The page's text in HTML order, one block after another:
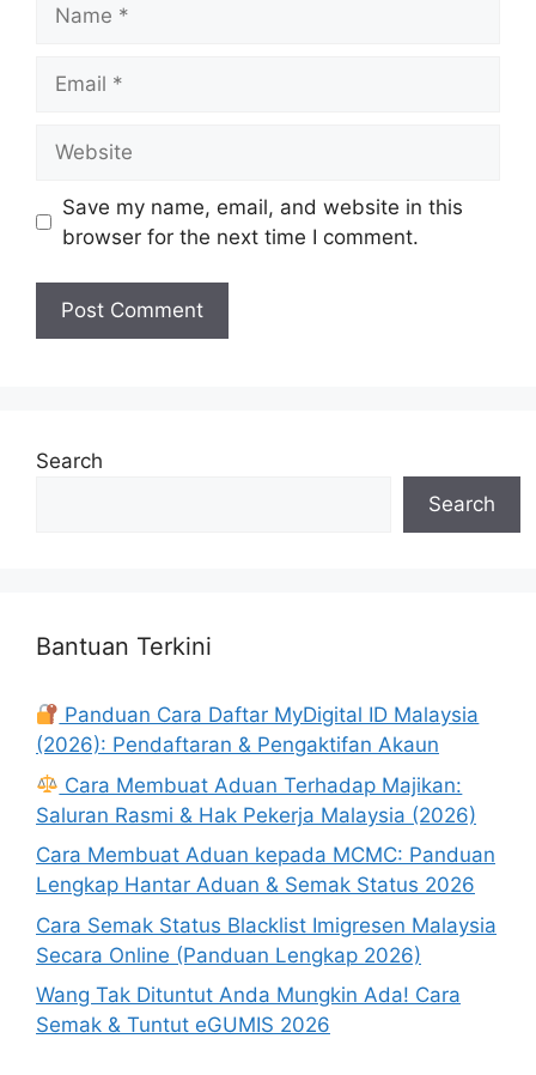
Save my name, email, and website in this
browser for the next time I comment.
Search
Search
Bantuan Terkini
Panduan Cara Daftar MyDigital ID Malaysia
(2026): Pendaftaran & Pengaktifan Akaun
Cara Membuat Aduan Terhadap Majikan:
Saluran Rasmi & Hak Pekerja Malaysia (2026)
Cara Membuat Aduan kepada MCMC: Panduan
Lengkap Hantar Aduan & Semak Status 2026
Cara Semak Status Blacklist Imigresen Malaysia
Secara Online (Panduan Lengkap 2026)
Wang Tak Dituntut Anda Mungkin Ada! Cara
Semak & Tuntut eGUMIS 2026